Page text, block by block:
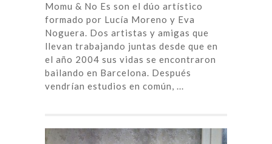
Momu & No Es son el dúo artístico
formado por Lucía Moreno y Eva
Noguera. Dos artistas y amigas que
llevan trabajando juntas desde que en
el año 2004 sus vidas se encontraron
bailando en Barcelona. Después
vendrían estudios en común, ...